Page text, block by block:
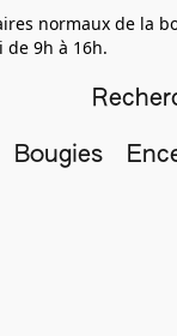
normaux de la
de 9h à 16h.
Bougies